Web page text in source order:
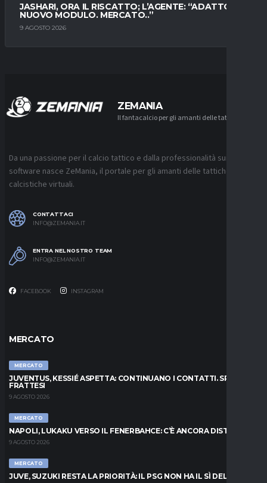
JASHARI, ORA IL RISCATTO; L’AGENTE: “ADATTO AL
NUOVO MODULO. MERCATO..”
9 AGOSTO 2026
ZEMANIA
Il fantacalcio per gli amanti delle tattiche
Da una passione per il calcio tattico e dalla professionalità sui
software nasce ZeMania, il portale per gli amanti delle tattiche
calcistiche virtuali.
CONTATTACI
INFO@ZEMANIA.IT
ENTRA NEL NOSTRO TEAM
INFO@ZEMANIA.IT
FACEBOOK INSTAGRAM
MERCATO
MERCATO
JUVENTUS, KESSIÉ ASPETTA: CONTINUANO I CONTATTI. SPUNTA
FRATTESI
9 AGOSTO 2026
MERCATO
NAPOLI, LUKAKU VERSO IL FENERBAHCE: C’È ANCORA DISTANZA
9 AGOSTO 2026
MERCATO
JUVE, SUZUKI RESTA LA PRIORITÀ: IL PSG NON HA IL SÌ DEL PARMA